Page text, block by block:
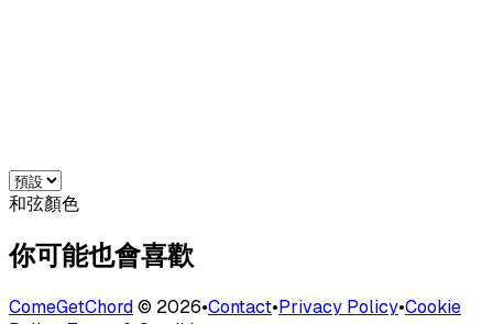
和弦顏色
你可能也會喜歡
ComeGetChord© 2026•Contact•Privacy Policy•Cookie